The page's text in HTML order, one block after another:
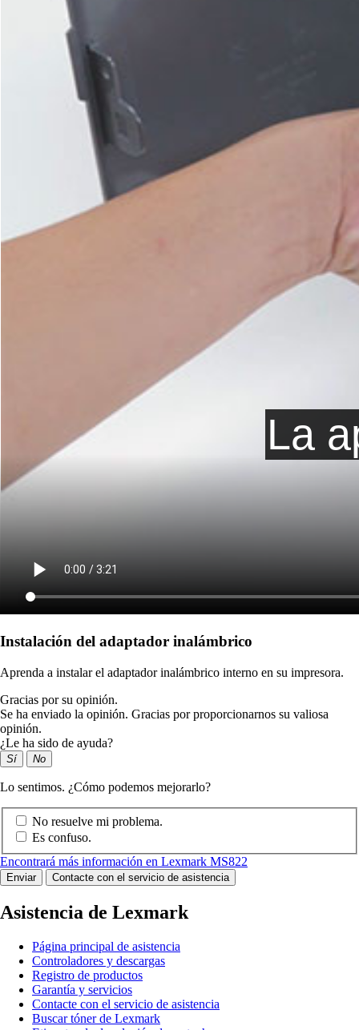
Instalación del adaptador inalámbrico
Aprenda a instalar el adaptador inalámbrico interno en su impresora.
Gracias por su opinión.
Se ha enviado la opinión. Gracias por proporcionarnos su valiosa
opinión.
¿Le ha sido de ayuda?
Sí No
Lo sentimos. ¿Cómo podemos mejorarlo?
No resuelve mi problema.
Es confuso.
Encontrará más información en Lexmark MS822
Enviar Contacte con el servicio de asistencia
Asistencia de Lexmark
Página principal de asistencia
Controladores y descargas
Registro de productos
Garantía y servicios
Contacte con el servicio de asistencia
Buscar tóner de Lexmark